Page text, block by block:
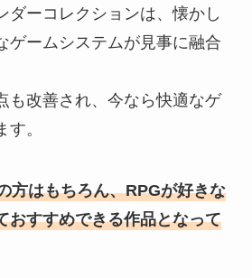
ダーコレクションは、懐かし
ゲームシステムが見事に融合
も改善され、今なら快適なゲ
。
方はもちろん、RPGが好きな
おすすめできる作品となって